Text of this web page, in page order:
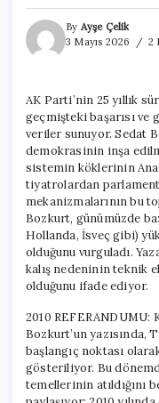
By Ayşe Çelik
3 Mayıs 2026
2
AK Parti’nin 25 yıllık
geçmişteki başarısı ve
veriler sunuyor. Sedat
demokrasinin inşa
sistemin köklerinin
tiyatrolardan
mekanizmalarının bu
Bozkurt, günümüzde
Hollanda, İsveç gibi)
olduğunu vurguladı.
kalış nedeninin teknik
olduğunu ifade ediyor.
2010 REFERANDUMU:
Bozkurt’un yazısında,
başlangıç noktası
gösteriliyor. Bu
temellerinin atıldığını